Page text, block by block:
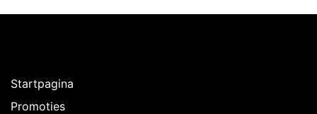
Startpagina
Promoties